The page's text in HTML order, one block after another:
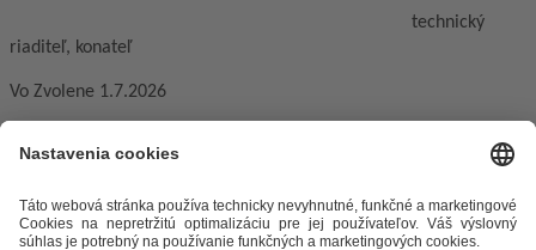
technický
riaditeľ, konateľ
Vo Zvolene 1.7.2026
Odkazy
Alternatívne riešenie sporov
Práva a povinnosti odberateľov
Ochrana osobných údajov Cenník zemný plyn Časopis Teplo v
meste Impresum Etický kódex Podmienky a ustanovenia Mapa